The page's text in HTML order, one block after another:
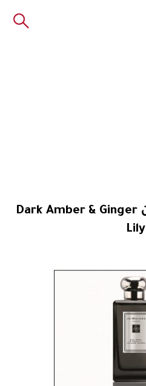
جديد عطور جو مالون Dark Amber & Ginger
Lily